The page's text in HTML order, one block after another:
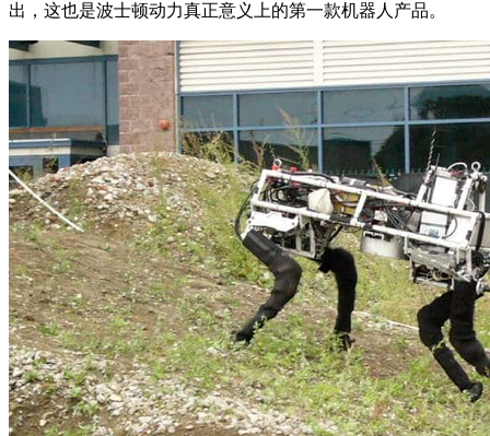
出，这也是波士顿动力真正意义上的第一款机器人产品。